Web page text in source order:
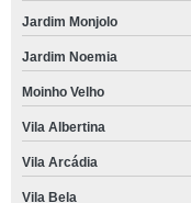
Jardim Monjolo
Jardim Noemia
Moinho Velho
Vila Albertina
Vila Arcádia
Vila Bela